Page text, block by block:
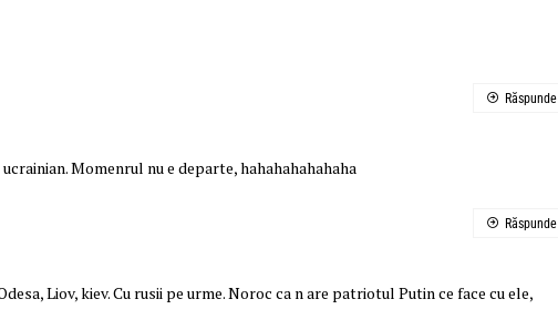
Momenrul nu e departe, hahahahahahaha
Răspunde
Liov, kiev. Cu rusii pe urme. Noroc ca n are patriotul Putin ce face cu ele,
Răspunde